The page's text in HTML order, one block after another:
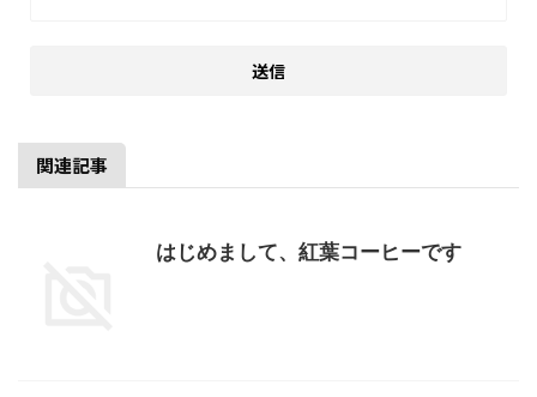
関連記事
はじめまして、紅葉コーヒーです